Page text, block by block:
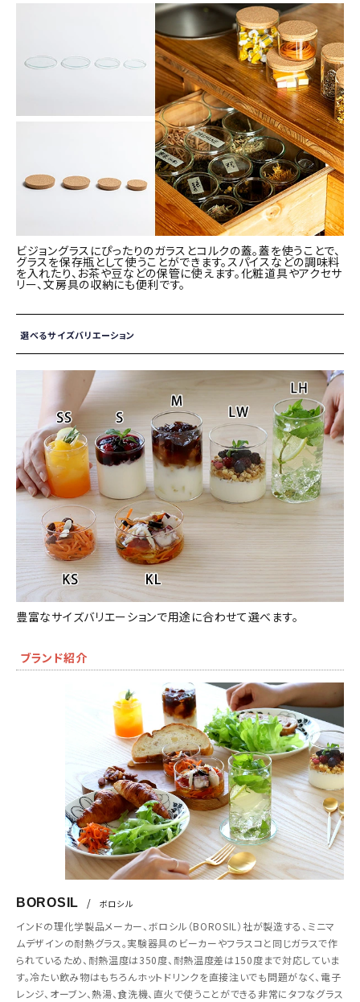
ビジョングラスにぴったりのガラスとコルクの蓋。蓋を使うことで、
グラスを保存瓶として使うことができます。スパイスなどの調味料
を入れたり、お茶や豆などの保管に使えます。化粧道具やアクセサ
リー、文房具の収納にも便利です。
選べるサイズバリエーション
豊富なサイズバリエーションで用途に合わせて選べます。
ブランド紹介
BOROSIL / ボロシル
インドの理化学製品メーカー、ボロシル（BOROSIL）社が製造する、ミニマ
ムデザインの耐熱グラス。実験器具のビーカーやフラスコと同じガラスで作
られているため、耐熱温度は350度、耐熱温度差は150度まで対応していま
す。冷たい飲み物はもちろんホットドリンクを直接注いでも問題がなく、電子
レンジ、オーブン、熱湯、食洗機、直火で使うことができる非常にタフなグラス